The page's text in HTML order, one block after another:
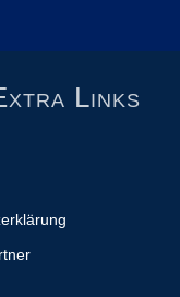
Links